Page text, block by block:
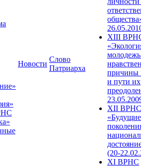
Новости
Слово
Патриарха
XIII
причины
и пути их
XII ВРНС
«Будущие
(20-
XI ВРНС